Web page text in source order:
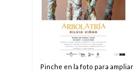
Pinche en la foto para ampliar